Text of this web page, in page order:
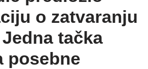
o zatvaranju
tačka
posebne